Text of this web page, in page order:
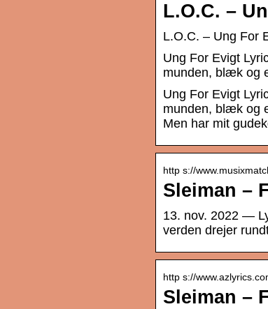
L.O.C. –
L.O.C. – Ung For
Ung For Evigt
munden, blæk og
Ung For Evigt
munden, blæk og
Men har mit
http s://
Sleiman –
13. nov. 2022 —
verden drejer
http s://
Sleiman –